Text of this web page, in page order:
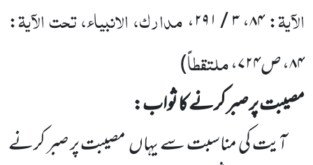
الآیۃ: ۸۴، ۳ / ۲۹۱، مدارک، الانبیاء، تحت الآیۃ:
۸۴، ص۷۲۴،
ملتقطاً)
مصیبت پر صبر کرنے کا ثواب:
آیت کی مناسبت سے یہاںمصیبت پر صبر کرنے